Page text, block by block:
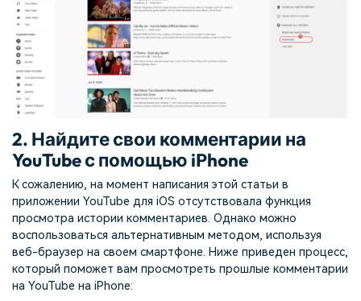
2. Найдите свои комментарии на
YouTube с помощью iPhone
К сожалению, на момент написания этой статьи в
приложении YouTube для iOS отсутствовала функция
просмотра истории комментариев. Однако можно
воспользоваться альтернативным методом, используя
веб-браузер на своем смартфоне. Ниже приведен процесс,
который поможет вам просмотреть прошлые комментарии
на YouTube на iPhone: